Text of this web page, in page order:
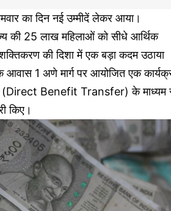
का दिन नई उम्मीदें लेकर आया।
की 25 लाख महिलाओं को सीधे आर्थिक
की दिशा में एक बड़ा कदम उठाया
1 अणे मार्ग पर आयोजित एक
(Direct Benefit Transfer) के माध्यम
किए।